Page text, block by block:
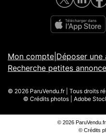
Mon compte Déposer une
Recherche petites
© 2026 ParuVendu.fr | Tous droits
© Crédits photos | Adobe
© 2026
© Crédits